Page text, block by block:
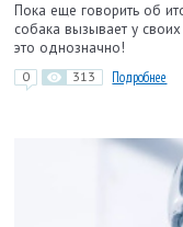
Пока еще говорить об
собака вызывает у
это однозначно!
0 313 Подробнее